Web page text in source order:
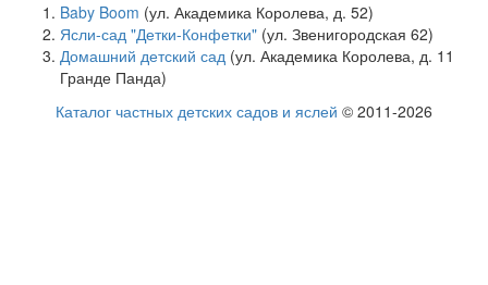
Baby Boom (ул. Академика Королева, д. 52)
Ясли-сад "Детки-Конфетки" (ул. Звенигородская 62)
Домашний детский сад (ул. Академика Королева, д. 11
Гранде Панда)
Каталог частных детских садов и яслей © 2011-2026